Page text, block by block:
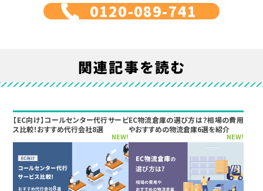
0120-089-741
関連記事を読む
【EC向け】コールセンター代行サービ
ス比較！おすすめ代行会社8選
NEW!
EC物流倉庫の選び方は？相場の費用
やおすすめの物流倉庫6選を紹介
NEW!